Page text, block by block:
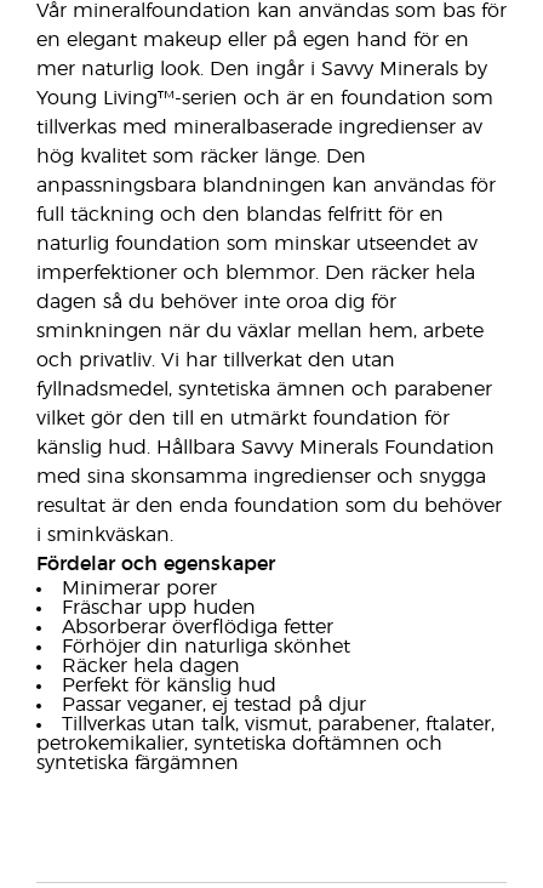
Vår mineralfoundation kan användas som bas för
en elegant makeup eller på egen hand för en
mer naturlig look. Den ingår i Savvy Minerals by
Young Living™-serien och är en foundation som
tillverkas med mineralbaserade ingredienser av
hög kvalitet som räcker länge. Den
anpassningsbara blandningen kan användas för
full täckning och den blandas felfritt för en
naturlig foundation som minskar utseendet av
imperfektioner och blemmor. Den räcker hela
dagen så du behöver inte oroa dig för
sminkningen när du växlar mellan hem, arbete
och privatliv. Vi har tillverkat den utan
fyllnadsmedel, syntetiska ämnen och parabener
vilket gör den till en utmärkt foundation för
känslig hud. Hållbara Savvy Minerals Foundation
med sina skonsamma ingredienser och snygga
resultat är den enda foundation som du behöver
i sminkväskan.
Fördelar och egenskaper
Minimerar porer
Fräschar upp huden
Absorberar överflödiga fetter
Förhöjer din naturliga skönhet
Räcker hela dagen
Perfekt för känslig hud
Passar veganer, ej testad på djur
Tillverkas utan talk, vismut, parabener, ftalater,
petrokemikalier, syntetiska doftämnen och
syntetiska färgämnen